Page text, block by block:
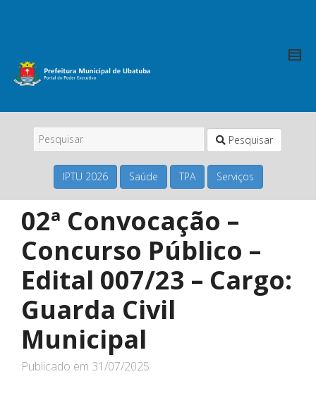
Pesquisar
IPTU 2026 Saúde TPA Serviços
02ª Convocação –
Concurso Público –
Edital 007/23 – Cargo:
Guarda Civil
Municipal
Publicado em 31/07/2025